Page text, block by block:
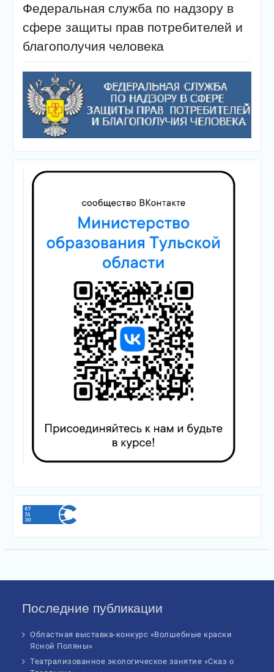
Федеральная служба по надзору в
сфере защиты прав потребителей и
благополучия человека
Последние публикации
Областная выставка-конкурс «Волшебные краски
Ясной Поляны»
Театрализованное экологическое занятие «Сказ о